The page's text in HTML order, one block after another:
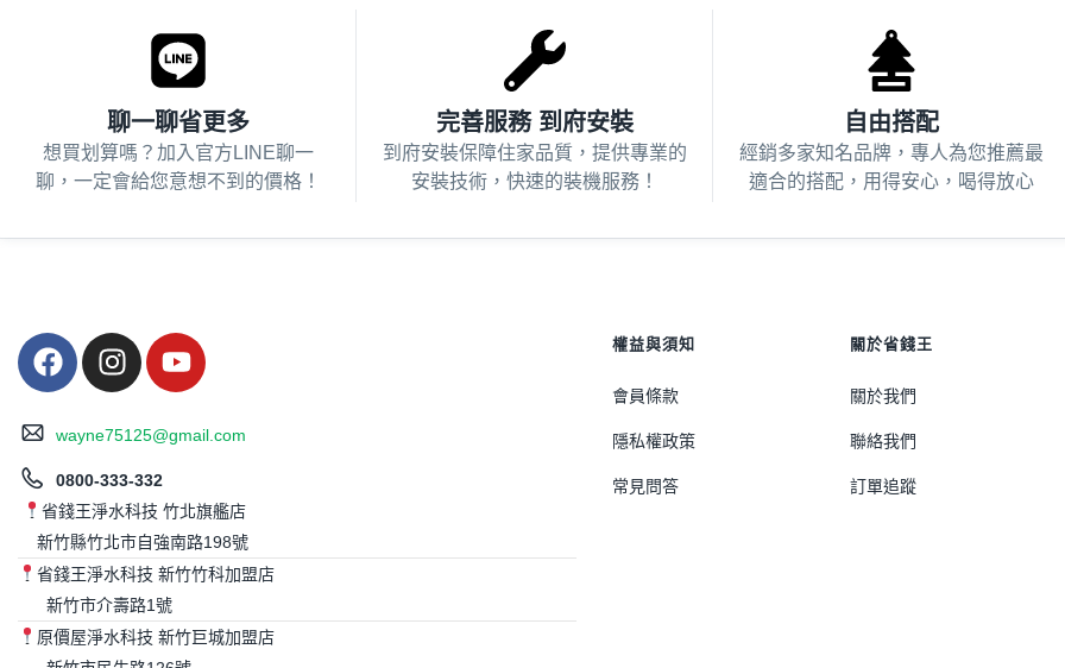
聊一聊省更多
想買划算嗎？加入官方LINE聊一
聊，一定會給您意想不到的價格！
完善服務 到府安裝
到府安裝保障住家品質，提供專業的
安裝技術，快速的裝機服務！
自由搭配
經銷多家知名品牌，專人為您推薦最
適合的搭配，用得安心，喝得放心
wayne75125@gmail.com
0800-333-332
省錢王淨水科技 竹北旗艦店
新竹縣竹北市自強南路198號
省錢王淨水科技 新竹竹科加盟店
新竹市介壽路1號
原價屋淨水科技 新竹巨城加盟店
權益與須知
會員條款
隱私權政策
常見問答
關於省錢王
關於我們
聯絡我們
訂單追蹤